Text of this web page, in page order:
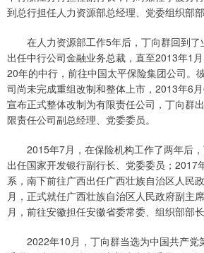
到总行担任人力资源部总经理、党委组织部部
在人力资源部工作5年后，丁向群回到了
出任中行公司金融业务总裁，直至2013年1
20年的中行，前往中国太平保险集团公司。
司尚未完成重组改制和整体上市，2013年6
宣布正式整体改制为有限责任公司，丁向群
限责任公司副总经理、党委委员。
2015年7月，在保险机构工作了两年后，
出任国家开发银行副行长、党委委员；2017
系，南下前往广西出任广西壮族自治区人民
月，正式就任广西壮族自治区人民政府副主
月，前往安徽担任安徽省委常委、组织部部长
2022年10月，丁向群当选为中国共产党